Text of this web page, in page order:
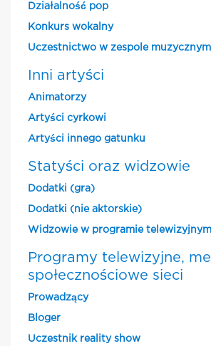
Działalność pop
Konkurs wokalny
Uczestnictwo w zespole muzycznym
Inni artyści
Animatorzy
Artyści cyrkowi
Artyści innego gatunku
Statyści oraz widzowie
Dodatki (gra)
Dodatki (nie aktorskie)
Widzowie w programie telewizyjnym
Programy telewizyjne,
społecznościowe sieci
Prowadzący
Bloger
Uczestnik reality show